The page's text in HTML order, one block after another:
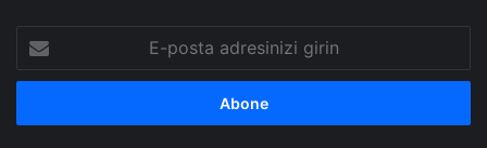
posta
adresinizi